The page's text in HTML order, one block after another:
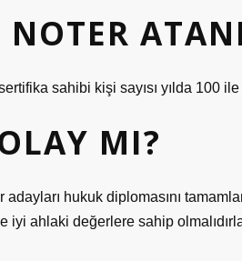
sahibi kişi sayısı yılda 100
MI?
hukuk diplomasını
ahlaki değerlere sahip